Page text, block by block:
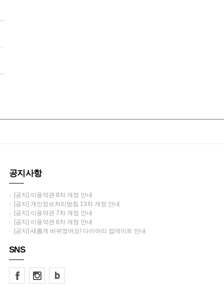
공지사항
· [공지] 이용약관 8차 개정 안내
· [공지] 개인정보처리방침 13차 개정 안내
· [공지] 이용약관 7차 개정 안내
· [공지] 이용약관 6차 개정 안내
· [공지] 새롭게 바뀌었어요! 다이어리 업데이트 안내
SNS